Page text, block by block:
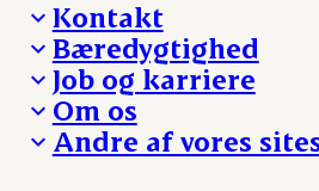
Kontakt
Besøg Danish Crown
Presse og nyheder
Reklamationer
Whistleblower
Øvrige henvendelser
Bæredygtighed
Fra jord til bord
Hverdagen
Ansvarlighed og nøgletal
Job og karriere
Arbejd med os
Ledige stillinger
Om os
Hvem er vi
Andre af vores